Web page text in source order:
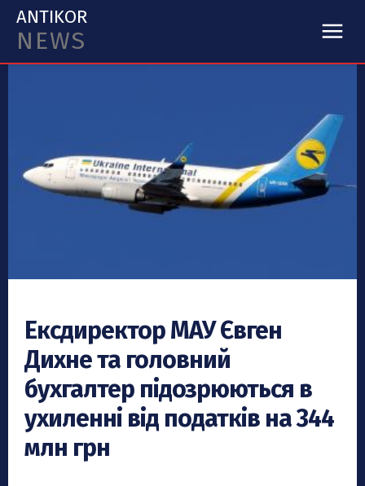
ANTIKOR
NEWS
Ексдиректор МАУ Євген
Дихне та головний
бухгалтер підозрюються в
ухиленні від податків на 344
млн грн